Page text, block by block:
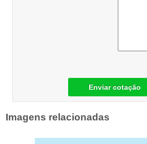
Enviar cotação
Imagens relacionadas